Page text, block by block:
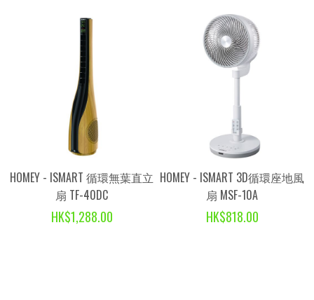
HOMEY - ISMART 循環無葉直立
扇 TF-40DC
HK$1,288.00
HOMEY - ISMART 3D循環座地風
扇 MSF-10A
HK$818.00